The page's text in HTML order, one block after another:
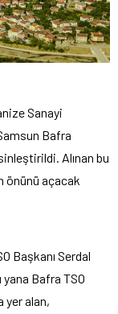
Sanayi
Bafra
Alınan bu
önünü açacak
Başkanı Serdal
Bafra TSO
yer alan,